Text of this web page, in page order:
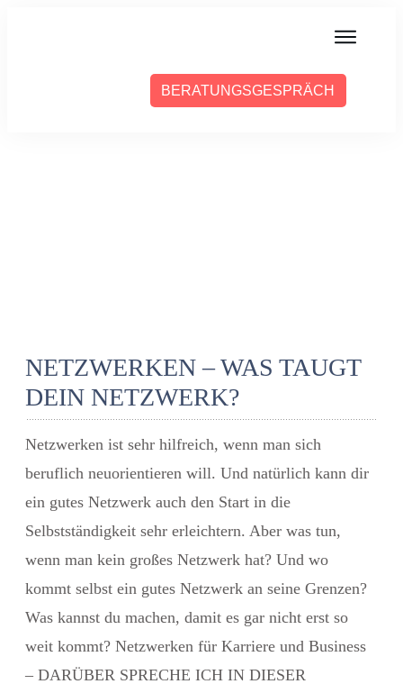
BERATUNGSGESPRÄCH
NETZWERKEN – WAS TAUGT
DEIN NETZWERK?
Netzwerken ist sehr hilfreich, wenn man sich
beruflich neuorientieren will. Und natürlich kann dir
ein gutes Netzwerk auch den Start in die
Selbstständigkeit sehr erleichtern. Aber was tun,
wenn man kein großes Netzwerk hat? Und wo
kommt selbst ein gutes Netzwerk an seine Grenzen?
Was kannst du machen, damit es gar nicht erst so
weit kommt? Netzwerken für Karriere und Business
– DARÜBER SPRECHE ICH IN DIESER